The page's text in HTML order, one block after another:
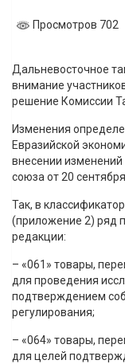
Просмотров 702
Дальневосточное
внимание
решение Комиссии
Изменения
Евразийской
внесении
союза от 20
Так, в
(приложение 2) ряд
редакции:
– «061» товары,
для проведения
подтверждением
регулирования;
– «064» товары,
для целей